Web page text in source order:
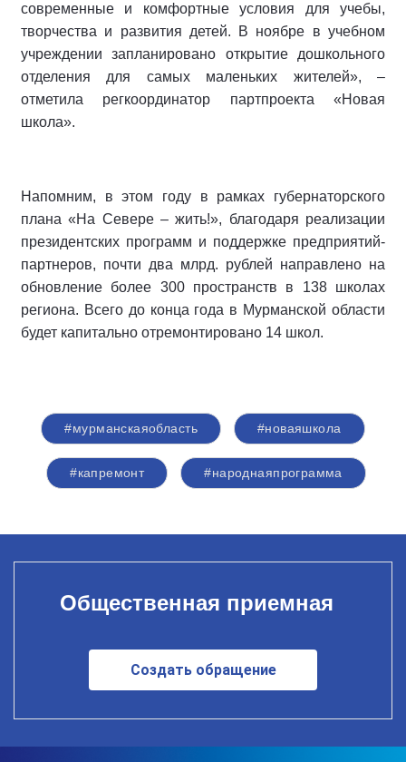
современные и комфортные условия для учебы,
творчества и развития детей. В ноябре в учебном
учреждении запланировано открытие дошкольного
отделения для самых маленьких жителей», –
отметила регкоординатор партпроекта «Новая
школа».
Напомним, в этом году в рамках губернаторского
плана «На Севере – жить!», благодаря реализации
президентских программ и поддержке предприятий-
партнеров, почти два млрд. рублей направлено на
обновление более 300 пространств в 138 школах
региона. Всего до конца года в Мурманской области
будет капитально отремонтировано 14 школ.
#мурманскаяобласть #новаяшкола
#капремонт #народнаяпрограмма
Общественная приемная
Создать обращение